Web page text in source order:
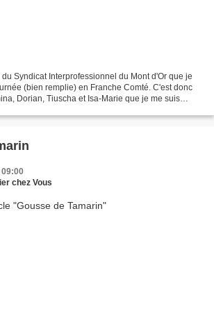
Syndicat Interprofessionnel du Mont d'Or que je
(bien remplie) en Franche Comté. C'est donc
Dorian, Tiuscha et Isa-Marie que je me suis
09:00
chez Vous